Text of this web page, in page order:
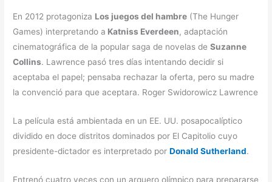
En 2012 protagoniza Los juegos del hambre (The Hunger
Games) interpretando a Katniss Everdeen, adaptación
cinematográfica de la popular saga de novelas deSuzanne
Collins. Lawrence pasó tres días intentando decidir si
aceptaba el papel; pensaba rechazar la oferta, pero su madre
la convenció para que aceptara. Roger Swidorowicz Lawrence
La película está ambientada en un EE. UU. posapocalíptico
dividido en doce distritos dominados por El Capitolio cuyo
presidente-dictador es interpretado porDonald Sutherland.
Entrenó cuatro veces con un arquero olímpico para prepararse